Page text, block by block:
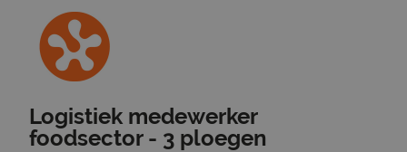
Ga terug naar vacatures
Logistiek medewerker
foodsector - 3 ploegen